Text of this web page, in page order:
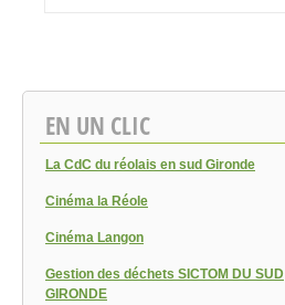
EN UN CLIC
La CdC du réolais en sud Gironde
Cinéma la Réole
Cinéma Langon
Gestion des déchets SICTOM DU SUD
GIRONDE